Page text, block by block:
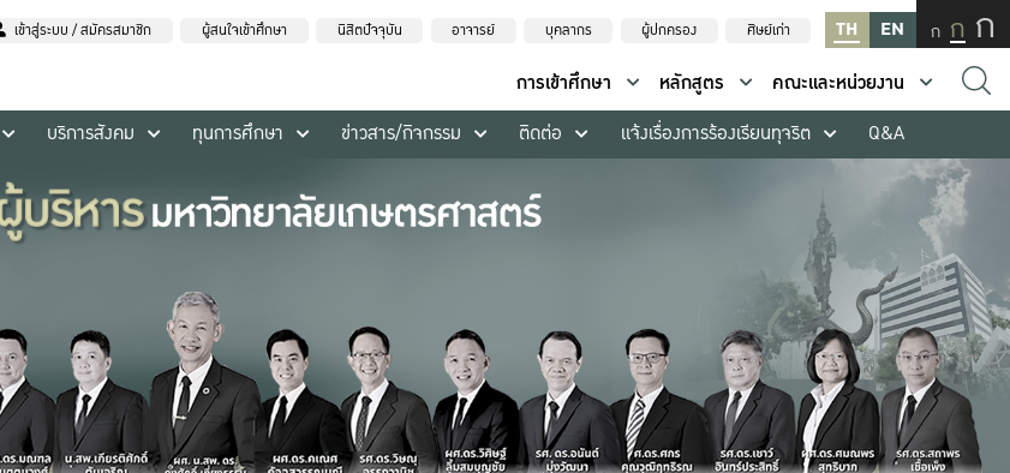
เข้าสู่ระบบ / สมัครสมาชิก ผู้สนใจเข้าศึกษา นิสิตปัจจุบัน อาจารย์ บุคลากร ผู้ปกครอง ศิษย์เก่า TH EN ก ก ก
การเข้าศึกษา หลักสูตร
คณะและหน่วยงาน
บริการสังคม ทุนการศึกษา ข่าวสาร/กิจกรรม ติดต่อ แจ้งเรื่องการร้องเรียนทุจริต Q&A